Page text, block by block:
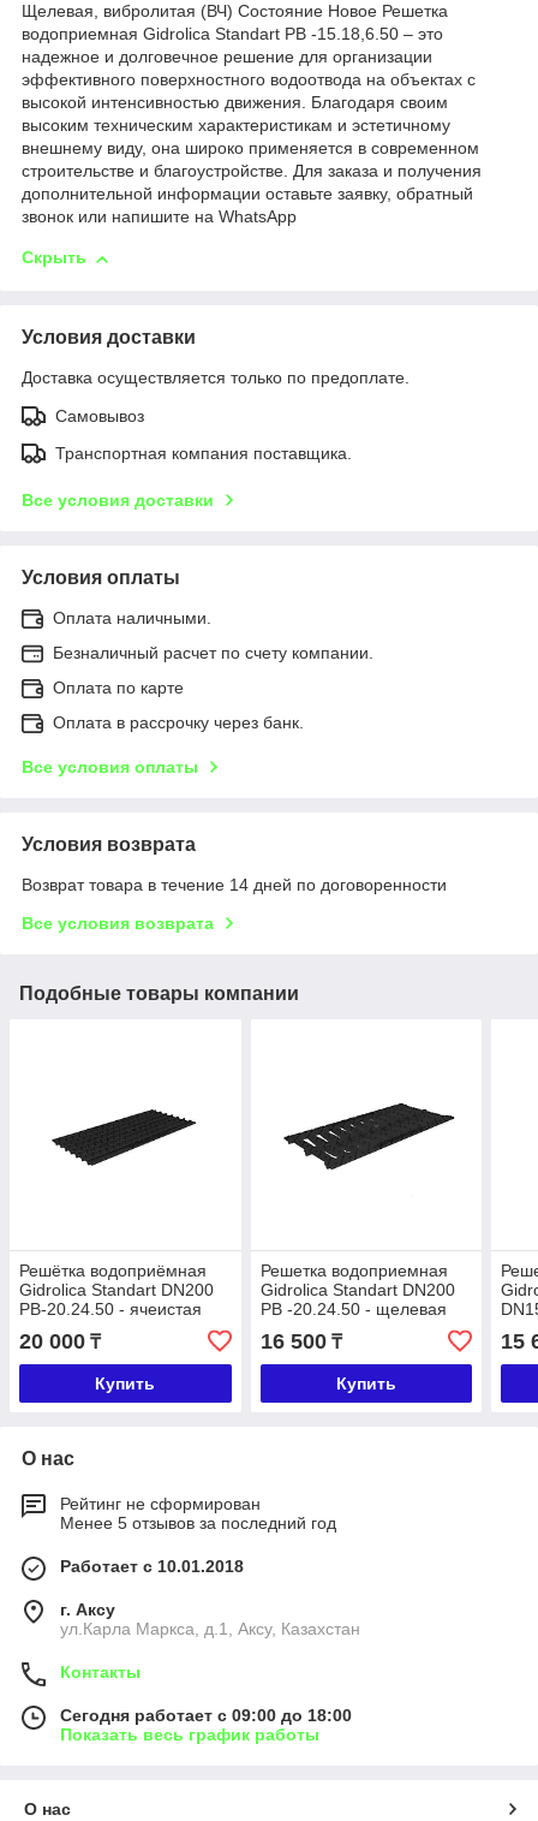
Щелевая, вибролитая (ВЧ) Состояние Новое Решетка
водоприемная Gidrolica Standart РВ -15.18,6.50 – это
надежное и долговечное решение для организации
эффективного поверхностного водоотвода на объектах с
высокой интенсивностью движения. Благодаря своим
высоким техническим характеристикам и эстетичному
внешнему виду, она широко применяется в современном
строительстве и благоустройстве. Для заказа и получения
дополнительной информации оставьте заявку, обратный
звонок или напишите на WhatsApp
Скрыть
Условия доставки
Доставка осуществляется только по предоплате.
Самовывоз
Транспортная компания поставщика.
Все условия доставки
Условия оплаты
Оплата наличными.
Безналичный расчет по счету компании.
Оплата по карте
Оплата в рассрочку через банк.
Все условия оплаты
Условия возврата
Возврат товара в течение 14 дней по договоренности
Все условия возврата
Подобные товары компании
Решётка водоприёмная
Gidrolica Standart DN200
РВ-20.24.50 - ячеистая
чугунная ВЧ, кл. С250
20 000 ₸
Купить
Решетка водоприемная
Gidrolica Standart DN200
РВ -20.24.50 - щелевая
чугунная ВЧ, кл. С250
16 500₸
Купить
15
О нас
Рейтинг не сформирован
Менее 5 отзывов за последний год
Работает с 10.01.2018
г. Аксу
ул.Карла Маркса, д.1, Аксу, Казахстан
Контакты
Сегодня работает с 09:00 до 18:00
Показать весь график работы
О нас